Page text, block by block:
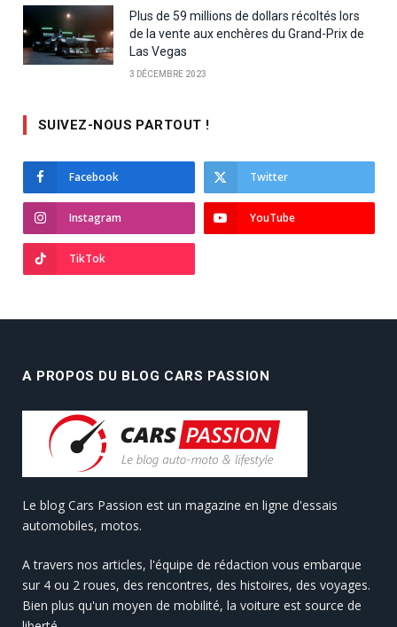
Plus de 59 millions de dollars récoltés lors
de la vente aux enchères du Grand-Prix de
Las Vegas
3 DÉCEMBRE 2023
SUIVEZ-NOUS PARTOUT !
Facebook Twitter
Instagram YouTube
TikTok
A PROPOS DU BLOG CARS PASSION
Le blog Cars Passion est un magazine en ligne d'essais
automobiles, motos.
A travers nos articles, l'équipe de rédaction vous embarque
sur 4 ou 2 roues, des rencontres, des histoires, des voyages.
Bien plus qu'un moyen de mobilité, la voiture est source de